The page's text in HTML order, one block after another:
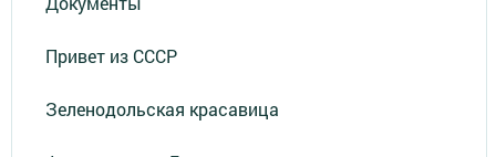
Привет из СССР
Зеленодольская красавица